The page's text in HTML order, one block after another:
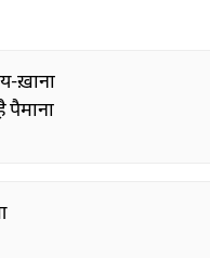
ख़ाना
पैमाना